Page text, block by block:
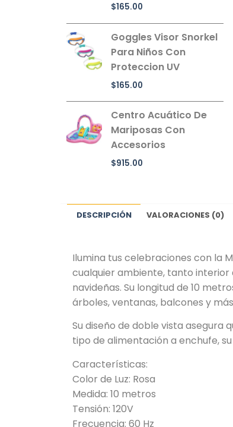
$165.00
Goggles Visor Snorkel
Para Niños Con
Proteccion UV
$165.00
Centro Acuático De
Mariposas Con
Accesorios
$915.00
DESCRIPCIÓN VALORACIONES (0)
Ilumina tus celebraciones con la
cualquier ambiente, tanto interior
navideñas. Su longitud de 10
árboles, ventanas, balcones y
Su diseño de doble vista asegura
tipo de alimentación a enchufe,
Características:
Color de Luz: Rosa
Medida: 10 metros
Tensión: 120V
Frecuencia: 60 Hz